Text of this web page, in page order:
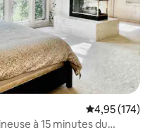
Note
4,95 (174)
à 15 minutes du